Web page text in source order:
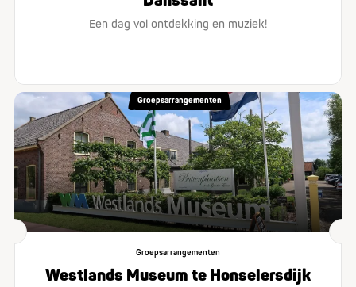
Een dag vol ontdekking en muziek!
Groepsarrangementen
Groepsarrangementen
Westlands Museum te Honselersdijk